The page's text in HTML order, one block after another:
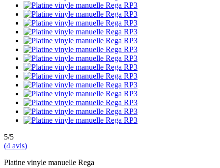
5/5
(4 avis)
Platine vinyle manuelle Rega